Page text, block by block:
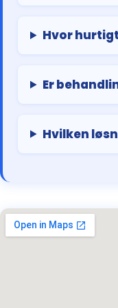
Hvor
Er
Hvilken